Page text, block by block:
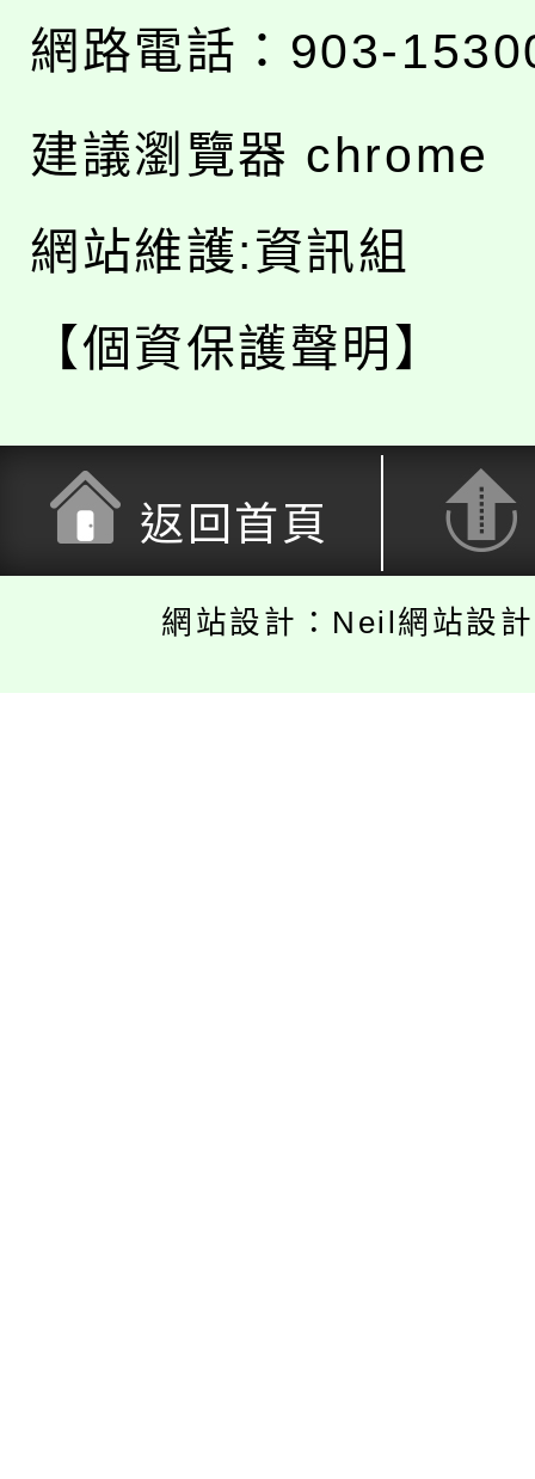
網路電話：903-
建議瀏覽器 chrome
網站維護:資訊組
【個資保護聲明】
返回首頁
網站設計：Neil網站設